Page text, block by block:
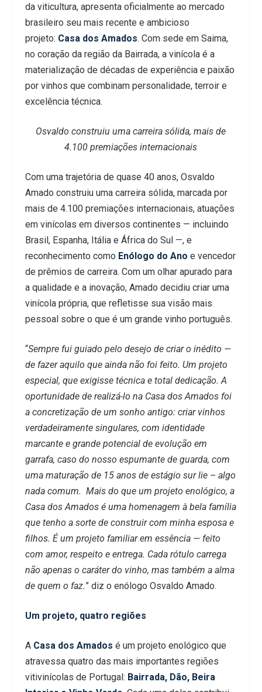
da viticultura, apresenta oficialmente ao mercado
brasileiro seu mais recente e ambicioso
projeto: Casa dos Amados. Com sede em Saima,
no coração da região da Bairrada, a vinícola é a
materialização de décadas de experiência e paixão
por vinhos que combinam personalidade, terroir e
excelência técnica.
Osvaldo construiu uma carreira sólida, mais de
4.100 premiações internacionais
Com uma trajetória de quase 40 anos, Osvaldo
Amado construiu uma carreira sólida, marcada por
mais de 4.100 premiações internacionais, atuações
em vinícolas em diversos continentes — incluindo
Brasil, Espanha, Itália e África do Sul —, e
reconhecimento como Enólogo do Ano e vencedor
de prêmios de carreira. Com um olhar apurado para
a qualidade e a inovação, Amado decidiu criar uma
vinícola própria, que refletisse sua visão mais
pessoal sobre o que é um grande vinho português.
“Sempre fui guiado pelo desejo de criar o inédito —
de fazer aquilo que ainda não foi feito. Um projeto
especial, que exigisse técnica e total dedicação. A
oportunidade de realizá-lo na Casa dos Amados foi
a concretização de um sonho antigo: criar vinhos
verdadeiramente singulares, com identidade
marcante e grande potencial de evolução em
garrafa, caso do nosso espumante de guarda, com
uma maturação de 15 anos de estágio sur lie – algo
nada comum. Mais do que um projeto enológico, a
Casa dos Amados é uma homenagem à bela família
que tenho a sorte de construir com minha esposa e
filhos. É um projeto familiar em essência — feito
com amor, respeito e entrega. Cada rótulo carrega
não apenas o caráter do vinho, mas também a alma
de quem o faz.” diz o enólogo Osvaldo Amado.
Um projeto, quatro regiões
A Casa dos Amados é um projeto enológico que
atravessa quatro das mais importantes regiões
vitivinícolas de Portugal: Bairrada, Dão, Beira